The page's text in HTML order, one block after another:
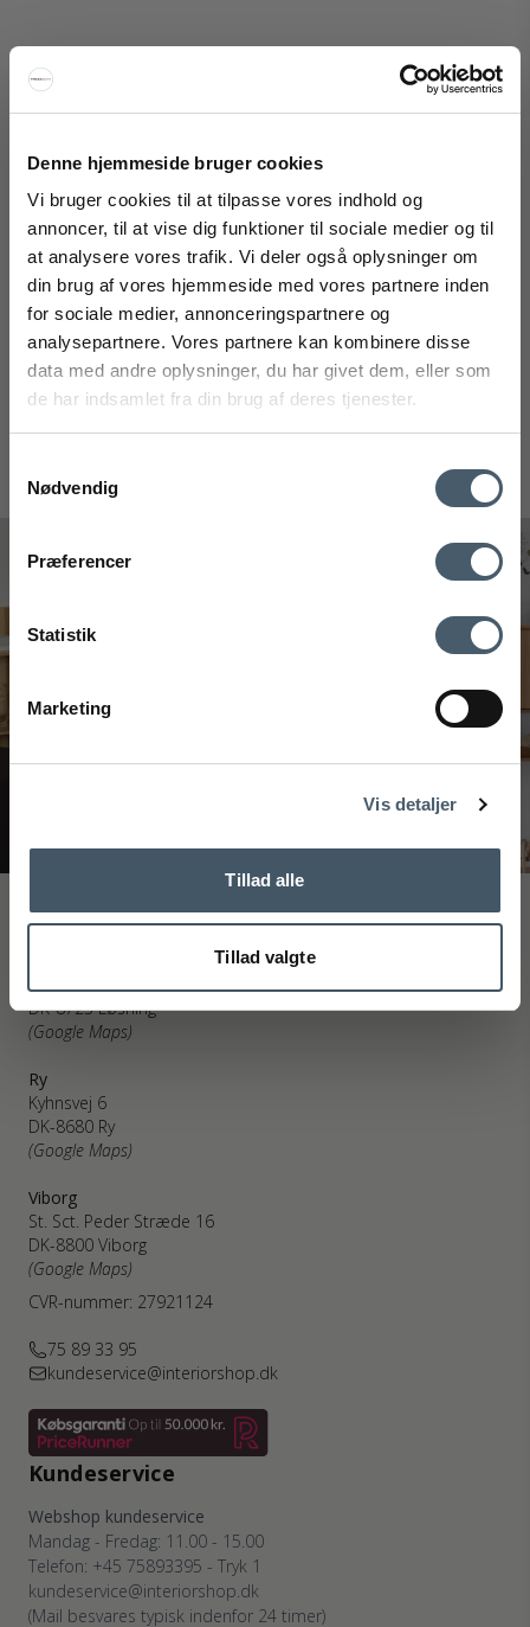
Denne hjemmeside bruger cookies
Vi bruger cookies til at tilpasse vores indhold og
annoncer, til at vise dig funktioner til sociale medier og til
at analysere vores trafik. Vi deler også oplysninger om
din brug af vores hjemmeside med vores partnere inden
for sociale medier, annonceringspartnere og
analysepartnere. Vores partnere kan kombinere disse
data med andre oplysninger, du har givet dem, eller som
de har indsamlet fra din brug af deres tjenester.
Nødvendig
Præferencer
Statistik
Marketing
Vis detaljer
Tillad alle
Tillad valgte
Studio Feder Celia Toiletry Bag Cotton
Studio Feder
362-OB702010-chestnutM
350 DKK
Fra219 DKK
Vis produkt
Interiorshop | Instagram
Interiør A/S
Højmarksvej 34
DK-8723 Løsning
(Google Maps)
Ry
Kyhnsvej 6
DK-8680 Ry
(Google Maps)
Viborg
St. Sct. Peder Stræde 16
DK-8800 Viborg
(Google Maps)
CVR-nummer: 27921124
75 89 33 95
kundeservice@interiorshop.dk
Kundeservice
Webshop kundeservice
Mandag - Fredag: 11.00 - 15.00
Telefon: +45 75893395 - Tryk 1
kundeservice@interiorshop.dk
(Mail besvares typisk indenfor 24 timer)
FÅ 20% RABAT
*Din rabat kan ikke bruges på i forvejen nedsatte varer eller på
produkter fra Rocket
.
markedsføring med gode tilbud og inspiration. Du kan altid trække dit
samtykke tilbage. Med dit samtykke accepterer du desuden vores